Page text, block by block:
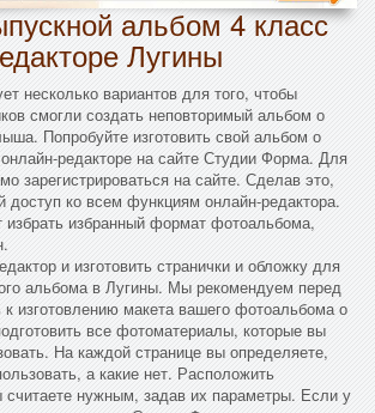
альбом 4 класс
Лугины
несколько вариантов для того, чтобы
смогли создать неповторимый альбом о
Попробуйте изготовить свой альбом о
редакторе на сайте Студии Форма. Для
зарегистрироваться на сайте. Сделав это,
доступ ко всем функциям онлайн-редактора.
избрать избранный формат фотоальбома,
и изготовить странички и обложку для
альбома в Лугины. Мы рекомендуем перед
к изготовлению макета вашего фотоальбома о
все фотоматериалы, которые вы
На каждой странице вы определяете,
а какие нет. Расположить
нужным, задав их параметры. Если у